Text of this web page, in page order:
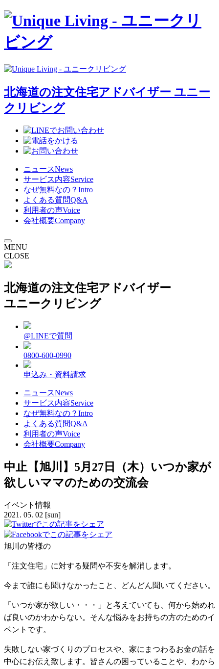
北海道の注文住宅アドバイザー ユニー
クリビング
ニュースNews
サービス内容Service
なぜ無料なの？ Intro
よくある質問Q&A
利用者の声Voice
会社概要Company
MENU
CLOSE
北海道の注文住宅アドバイザー
ユニークリビング
@LINEで質問
0800-600-0990
申込み・資料請求
ニュースNews
サービス内容Service
なぜ無料なの？ Intro
よくある質問Q&A
利用者の声Voice
会社概要Company
中止【旭川】5月27日 （木） いつか家が
欲しいママのための交流会
イベント情報
2021. 05. 02 [sun]
旭川の皆様の
「注文住宅」に対する疑問や不安を解消します。
今まで誰にも聞けなかったこと、どんどん聞いてください。
「いつか家が欲しい・・・」と考えていても、何から始めれ
ば良いのかわからない。そんな悩みをお持ちの方のためのイ
ベントです。
失敗しない家づくりのプロセスや、家にまつわるお金の話を
中心にお伝え致します。皆さんの困っていることや、わから